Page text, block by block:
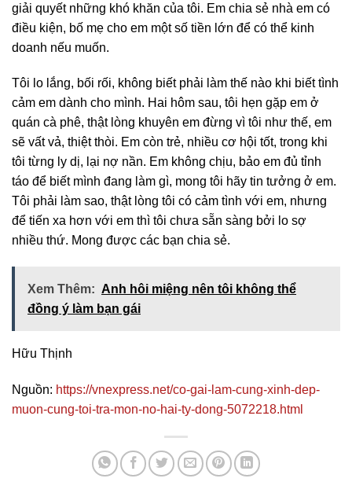
giải quyết những khó khăn của tôi. Em chia sẻ nhà em có
điều kiện, bố mẹ cho em một số tiền lớn để có thể kinh
doanh nếu muốn.
Tôi lo lắng, bối rối, không biết phải làm thế nào khi biết tình
cảm em dành cho mình. Hai hôm sau, tôi hẹn gặp em ở
quán cà phê, thật lòng khuyên em đừng vì tôi như thế, em
sẽ vất vả, thiệt thòi. Em còn trẻ, nhiều cơ hội tốt, trong khi
tôi từng ly dị, lại nợ nần. Em không chịu, bảo em đủ tỉnh
táo để biết mình đang làm gì, mong tôi hãy tin tưởng ở em.
Tôi phải làm sao, thật lòng tôi có cảm tình với em, nhưng
để tiến xa hơn với em thì tôi chưa sẵn sàng bởi lo sợ
nhiều thứ. Mong được các bạn chia sẻ.
Xem Thêm: Anh hôi miệng nên tôi không thể
đồng ý làm bạn gái
Hữu Thịnh
Nguồn: https://vnexpress.net/co-gai-lam-cung-xinh-dep-
muon-cung-toi-tra-mon-no-hai-ty-dong-5072218.html